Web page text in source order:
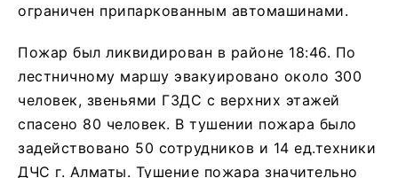
ограничен припаркованным автомашинами.
Пожар был ликвидирован в районе 18:46. По
лестничному маршу эвакуировано около 300
человек, звеньями ГЗДС с верхних этажей
спасено 80 человек. В тушении пожара было
задействовано 50 сотрудников и 14 ед.техники
ДЧС г. Алматы. Тушение пожара значительно